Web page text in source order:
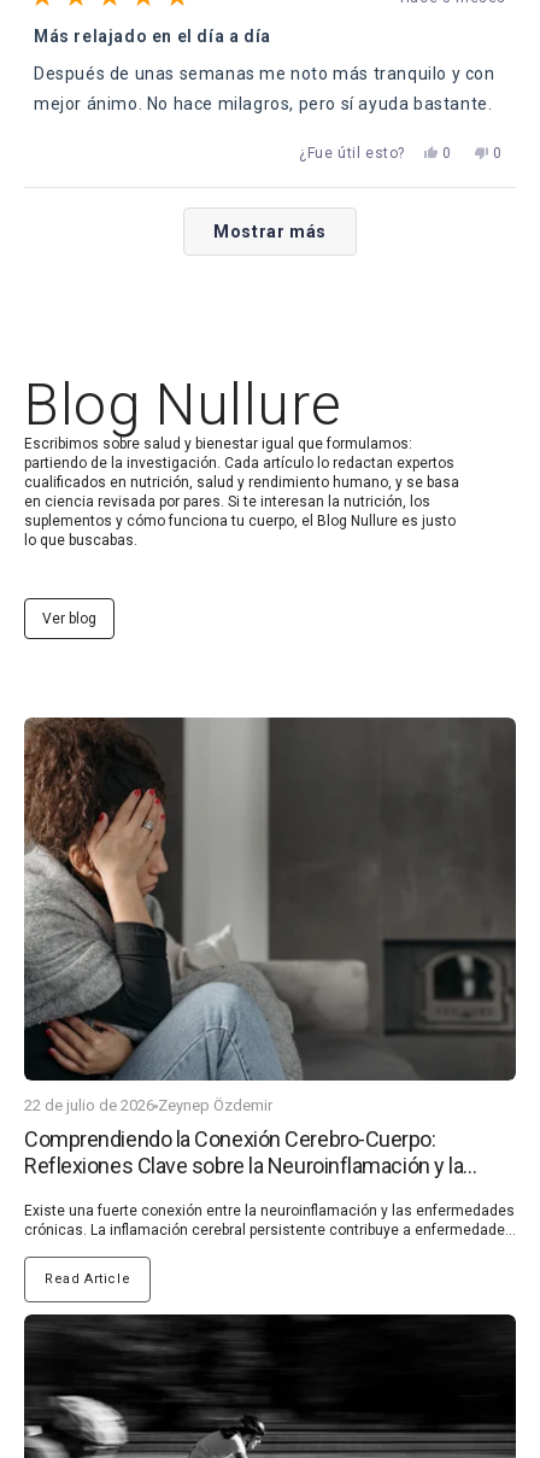
5
de
5
estrellas
Más relajado en el día a día
Después de unas semanas me noto más tranquilo y con
mejor ánimo. No hace milagros, pero sí ayuda bastante.
¿Fue útil esto?
Sí,
reseña
0
votaron
No,
reseña
0
Cargando...
Mostrar más
Blog Nullure
Escribimos sobre salud y bienestar igual que formulamos:
partiendo de la investigación. Cada artículo lo redactan expertos
cualificados en nutrición, salud y rendimiento humano, y se basa
en ciencia revisada por pares. Si te interesan la nutrición, los
suplementos y cómo funciona tu cuerpo, el Blog Nullure es justo
lo que buscabas.
Ver blog
22 de julio de 2026 Zeynep Özdemir
Comprendiendo la Conexión Cerebro-Cuerpo:
Reflexiones Clave sobre la Neuroinflamación y la
Existe una fuerte conexión entre la neuroinflamación y las enfermedades crónicas. La inflamación cerebral persistente contribuye a enfermedades neurodegenerativas como el Parkinson y el Alzheimer, así como a problemas de salud mental como la depresión y la ansiedad. Enfermedades como la diabetes y las enfermedades cardíacas, que causan inflamación sistémica, también pueden desencadenar inflamación cerebral, creando un ciclo dañino. Al reducir la inflamación, podemos apoyar la salud cerebral y potencialmente prevenir o ralentizar la progresión de enfermedades crónicas. En este artículo, profundizamos en aspectos clave de estos sistemas interconectados. Explore qué es la neuroinflamación, su vínculo con las enfermedades crónicas y formas prácticas de controlarla. Además, examinaremos el eje intestino-cerebro, destacando cómo la salud intestinal afecta el bienestar mental y discutiendo el apoyo dietético y suplementario para obtener mejores resultados. Por qué la neuroinflamación es importante y cómo manejarla ¿Qué es la neuroinflamación? La neuroinflamación se refiere a la respuesta del sistema inmunológico dentro del sistema nervioso central (SNC), particularmente el cerebro y la médula espinal. Si bien la inflamación es un mecanismo natural para combatir infecciones o lesiones, la inflamación crónica en el cerebro puede provocar problemas importantes. Es impulsada por la sobreactivación de la microglia, las células inmunes residentes del cerebro, que liberan moléculas inflamatorias como citocinas y quimiocinas. (1, 2) Este estado inflamatorio prolongado altera el equilibrio de la salud cerebral, lo que afecta la comunicación neuronal y daña el tejido cerebral. Con el tiempo, puede provocar problemas de salud cognitiva, incluida la pérdida de memoria y una disminución de la agudeza mental. Comprender qué es la neuroinflamación y por qué es importante es crucial para mitigar su impacto. (2) Vínculo entre la neuroinflamación y las enfermedades crónicas Existe una fuerte conexión entre la neuroinflamación y las enfermedades crónicas. Las investigaciones indican que la inflamación cerebral persistente es un factor que contribuye a las enfermedades neurodegenerativas como el Alzheimer y el Parkinson. También exacerba el deterioro cognitivo, la depresión y la ansiedad, mostrando sus efectos de gran alcance en la salud mental y física. (3, 4, 5) Las enfermedades crónicas, incluidas la diabetes, las afecciones cardiovasculares y los trastornos autoinmunes, a menudo implican inflamación sistémica, que puede extenderse al SNC. Esta relación bidireccional destaca la importancia de controlar la inflamación tanto a nivel sistémico como neuronal. (3, 4) Desencadenantes de la neuroinflamación La neuroinflamación puede ser desencadenada por varios factores, muchos de los cuales están relacionados con los estilos de vida modernos. Comprender estas causas y desencadenantes de la inflamación cerebral es fundamental para la prevención y el manejo. Estrés crónico: El estrés persistente sobreestimula el eje hipotalámico-pituitario-suprarrenal (HPA), lo que lleva a niveles elevados de cortisol. Con el tiempo, esto puede activar la microglia y contribuir a la inflamación cerebral. (6, 7) Dieta deficiente: Las dietas ricas en azúcares refinados, grasas trans y alimentos procesados promueven la inflamación sistémica, que puede cruzar al cerebro. Estos alimentos que causan neuroinflamación a menudo alteran el microbioma intestinal, empeorando la conexión intestino-cerebro. (8, 9) Infecciones: Las infecciones virales, bacterianas o fúngicas pueden provocar una respuesta inmunitaria en el sistema nervioso central, lo que lleva a una inflamación prolongada si no se resuelve. (10) Toxinas ambientales: La exposición a contaminantes, metales pesados y pesticidas puede inducir estrés oxidativo y dañar las neuronas, alimentando aún más los síntomas de neuroinflamación. (11, 12) Trastornos del sueño: La mala calidad del sueño o el insomnio crónico alteran el proceso de desintoxicación natural del cerebro, lo que permite que se acumulen compuestos inflamatorios. (13) Enfermedades crónicas: Las afecciones como la obesidad, la diabetes y las enfermedades cardiovasculares a menudo implican una inflamación sistémica que puede exacerbar la inflamación cerebral. (14, 15) Consejos prácticos para controlar la neuroinflamación Reducir la neuroinflamación de forma natural implica ajustes en el estilo de vida y estrategias específicas. Así es como podemos tomar el control: Adoptar una dieta antiinflamatoria: Concéntrese en una dieta para la salud cerebral rica en alimentos integrales, como vegetales de hojas verdes, bayas, pescado graso y nueces. Estos proporcionan antioxidantes y ácidos grasos omega-3 que combaten la inflamación. Evite los alimentos altamente procesados y el exceso de azúcar. (16, 17) Incorporar suplementos antiinflamatorios: Suplementos como la curcumina, los ácidos grasos omega-3 y el azafrán son conocidos por reducir la inflamación. Agregar los mejores suplementos para reducir la inflamación cerebral puede respaldar la salud cognitiva a largo plazo. (18, 19) Priorizar la salud intestinal: Mantener un microbioma intestinal equilibrado con probióticos para la salud mental y prebióticos puede ayudar a reducir la inflamación sistémica y cerebral. Un intestino sano fortalece la conexión intestino-cerebro, previniendo que la inflamación se propague al cerebro. (20) Manejar el estrés: Practicar la atención plena, la meditación o el yoga puede regular el eje HPA y reducir los niveles de cortisol. Una mente tranquila apoya una mejor salud cerebral y minimiza la inflamación. (21) Mejorar la higiene del sueño: Asegúrese de dormir de 7 a 9 horas de calidad cada noche. El sueño profundo ayuda al cerebro a eliminar productos de desecho y compuestos inflamatorios. (22, 23) Hacer ejercicio regularmente: La actividad física moderada reduce la inflamación sistémica y mejora el flujo sanguíneo al cerebro, apoyando tanto la salud cerebral como el nervio vago para una mejor comunicación entre el intestino y el cerebro. (24) Limitar la exposición a toxinas: Minimice el contacto con contaminantes ambientales y opte por alimentos orgánicos cuando sea posible para reducir la inflamación cerebral inducida por toxinas. (25) La conexión intestino-cerebro: una inmersión más profunda La conexión intestino-cerebro es una red de comunicación bidireccional entre el sistema nervioso central y el intestino, a menudo denominado el "segundo cerebro". Esta conexión es vital para regular el estado de ánimo, la cognición y la salud mental en general. Exploremos el eje intestino-cerebro y su profundo impacto en nuestro bienestar. (26) Comprender el eje intestino-cerebro El eje intestino-cerebro es el vínculo bidireccional entre el intestino y el cerebro, mediado por el nervio vago, las hormonas y el sistema inmunológico. El intestino alberga trillones de microorganismos conocidos colectivamente como el microbioma intestinal, que desempeñan un papel fundamental en la salud cerebral y cognitiva. Comunicación del nervio vago: Este nervio actúa como una autopista, transmitiendo señales entre el intestino y el cerebro. Por ejemplo, la inflamación en el intestino puede enviar señales de estrés al cerebro, afectando el estado de ánimo y la cognición. (27, 28) Papel del microbioma intestinal: Un microbioma intestinal equilibrado apoya la producción de neurotransmisores como la serotonina y la dopamina, que son cruciales para la estabilidad emocional y mental. (29) Intestino permeable e inflamación: Un revestimiento intestinal comprometido, a menudo llamado "intestino permeable", permite que sustancias dañinas entren en el torrente sanguíneo. Esto puede desencadenar una inflamación sistémica, que en última instancia afecta la salud cerebral. (30, 31) Comprender el eje intestino-cerebro y su papel en la salud es clave para mejorar la resiliencia mental y física. Cómo la salud intestinal afecta la salud mental Un intestino sano es esencial para mantener una mente equilibrada. He aquí cómo:Apoya la producción de serotonina: Alrededor del 90-95% de la serotonina, la hormona del "bienestar", se produce en el intestino. Un intestino poco saludable puede alterar su producción, contribuyendo a la ansiedad y la depresión. (32, 33, 34, 35) Reduce la inflamación sistémica: Un intestino sano limita la inflamación sistémica, protegiendo el cerebro del daño inflamatorio que puede afectar la salud cognitiva y la regulación emocional. (36, 37) Regula las respuestas al estrés: Un microbioma intestinal equilibrado ayuda a regular el eje HPA, minimizando las respuestas al estrés y apoyando el nervio vago para una mejor salud mental. (33) Protege contra la depresión: Los estudios han demostrado un vínculo directo entre el microbioma intestinal y la depresión, destacando la necesidad de priorizar la salud intestinal para el bienestar mental. (32, 38) Principales apoyos dietéticos y suplementarios para la salud intestinal Para fortalecer la conexión intestino-cerebro y promover el bienestar mental, considere estos enfoques dietéticos y suplementarios: Probióticos: Alimentos como el yogur, el kéfir y las verduras fermentadas introducen bacterias beneficiosas en el intestino. Agregar probióticos para la salud mental puede mejorar el estado de ánimo y reducir la ansiedad. (39, 40) Prebióticos: Se encuentran en una variedad de alimentos ricos en fibra, como frutas, verduras y legumbres. Los prebióticos sirven como alimento para las bacterias intestinales beneficiosas, lo que fomenta un microbioma saludable y robusto. Cuanta más variedad obtenga, mejor para apoyar la diversidad de su microbioma. (41, 42) Alimentos antiinflamatorios: Incluya alimentos ricos en ácidos grasos omega-3 (p. ej., salmón, nueces) y polifenoles (p. ej., bayas, té verde) para reducir la inflamación y proteger la sa
Read Article